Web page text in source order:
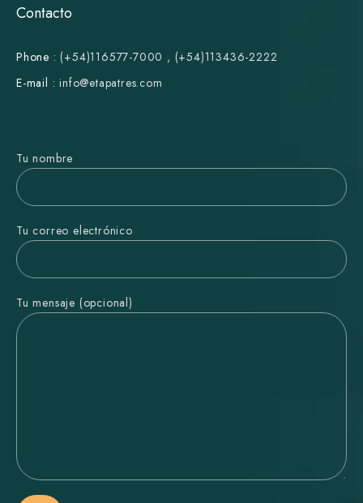
Contacto
Phone : (+54)116577-7000 , (+54)113436-2222
E-mail : info@etapatres.com
Tu nombre
Tu correo electrónico
Tu mensaje (opcional)